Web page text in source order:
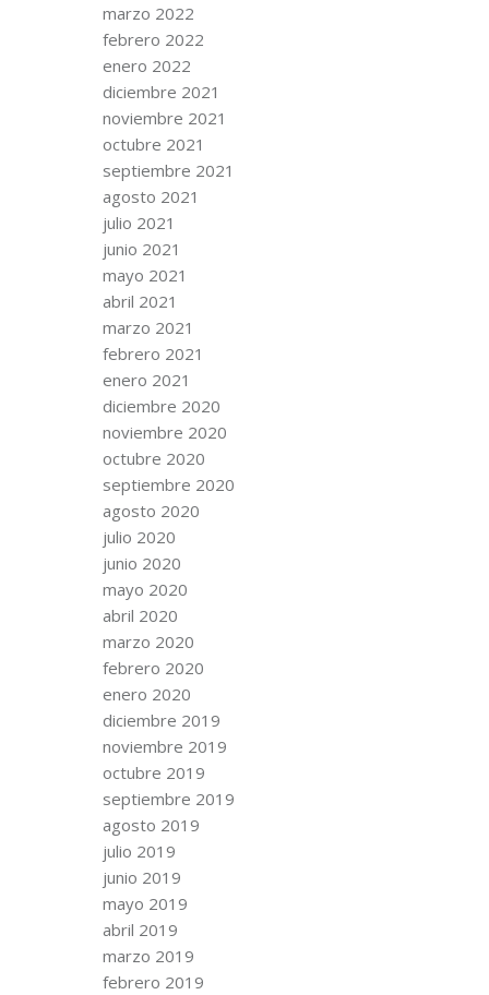
marzo 2022
febrero 2022
enero 2022
diciembre 2021
noviembre 2021
octubre 2021
septiembre 2021
agosto 2021
julio 2021
junio 2021
mayo 2021
abril 2021
marzo 2021
febrero 2021
enero 2021
diciembre 2020
noviembre 2020
octubre 2020
septiembre 2020
agosto 2020
julio 2020
junio 2020
mayo 2020
abril 2020
marzo 2020
febrero 2020
enero 2020
diciembre 2019
noviembre 2019
octubre 2019
septiembre 2019
agosto 2019
julio 2019
junio 2019
mayo 2019
abril 2019
marzo 2019
febrero 2019